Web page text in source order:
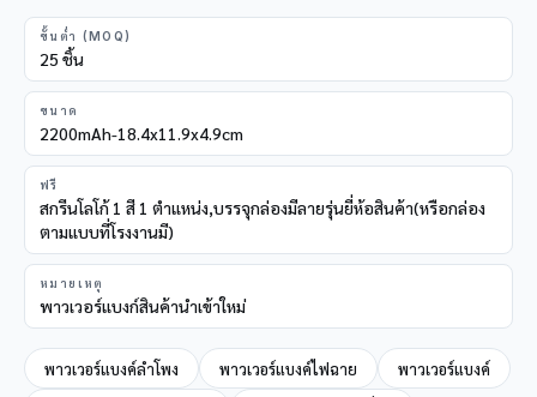
ขั้นต่ำ (MOQ)
25 ชิ้น
ขนาด
2200mAh-18.4x11.9x4.9cm
ฟรี
สกรีนโลโก้ 1 สี 1 ตำแหน่ง,บรรจุกล่องมีลายรุ่นยี่ห้อสินค้า(หรือกล่อง
ตามแบบที่โรงงานมี)
หมายเหตุ
พาวเวอร์แบงก์สินค้านำเข้าใหม่
พาวเวอร์แบงค์ลำโพง พาวเวอร์แบงค์ไฟฉาย
พาวเวอร์แบงค์